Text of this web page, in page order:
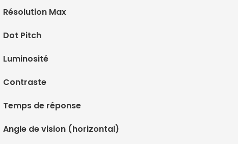
Résolution Max
Dot Pitch
Luminosité
Contraste
Temps de réponse
Angle de vision (horizontal)